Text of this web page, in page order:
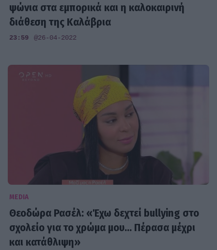
ψώνια στα εμπορικά και η καλοκαιρινή
διάθεση της Καλάβρια
23:59 @26-04-2022
MEDIA
Θεοδώρα Ρασέλ: «Έχω δεχτεί bullying στο
σχολείο για το χρώμα μου... Πέρασα μέχρι
και κατάθλιψη»